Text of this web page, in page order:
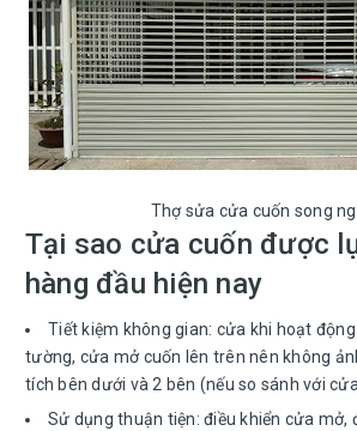
Thợ sửa cửa cuốn song
Tại sao cửa cuốn được
hàng đầu hiện nay
Tiết kiệm không gian: cửa khi hoạt
tường, cửa mở cuốn lên trên nên không
tích bên dưới và 2 bên (nếu so sánh với
Sử dụng thuận tiện: điều khiển cửa mở,